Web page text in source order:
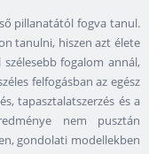
pillanatától fogva tanul.
tanulni, hiszen azt élete
fogalom annál,
felfogásban az egész
tapasztalatszerzés és a
nem pusztán
gondolati modellekben